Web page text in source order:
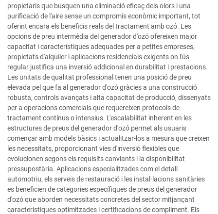
propietaris que busquen una eliminació eficaç dels olors i una
purificació de l'aire sense un compromís econòmic important, tot
oferint encara els beneficis reals del tractament amb ozó. Les
opcions de preu intermèdia del generador d'ozó ofereixen major
capacitat i característiques adequades per a petites empreses,
propietats d'alquiler i aplicacions residencials exigents on l'ús
regular justifica una inversió addicional en durabilitat i prestacions.
Les unitats de qualitat professional tenen una posició de preu
elevada pel que fa al generador d'ozó gràcies a una construcció
robusta, controls avançats i alta capacitat de producció, dissenyats
per a operacions comercials que requereixen protocols de
tractament contínus o intensius. L'escalabilitat inherent en les
estructures de preus del generador d'ozó permet als usuaris
començar amb models bàsics i actualitzar-los a mesura que creixen
les necessitats, proporcionant vies d'inversió flexibles que
evolucionen segons els requisits canviants i la disponibilitat
pressupostària. Aplicacions especialitzades com el detall
automotriu, els serveis de restauració i les instal·lacions sanitàries
es beneficien de categories específiques de preus del generador
d'ozó que aborden necessitats concretes del sector mitjançant
característiques optimitzades i certificacions de compliment. Els